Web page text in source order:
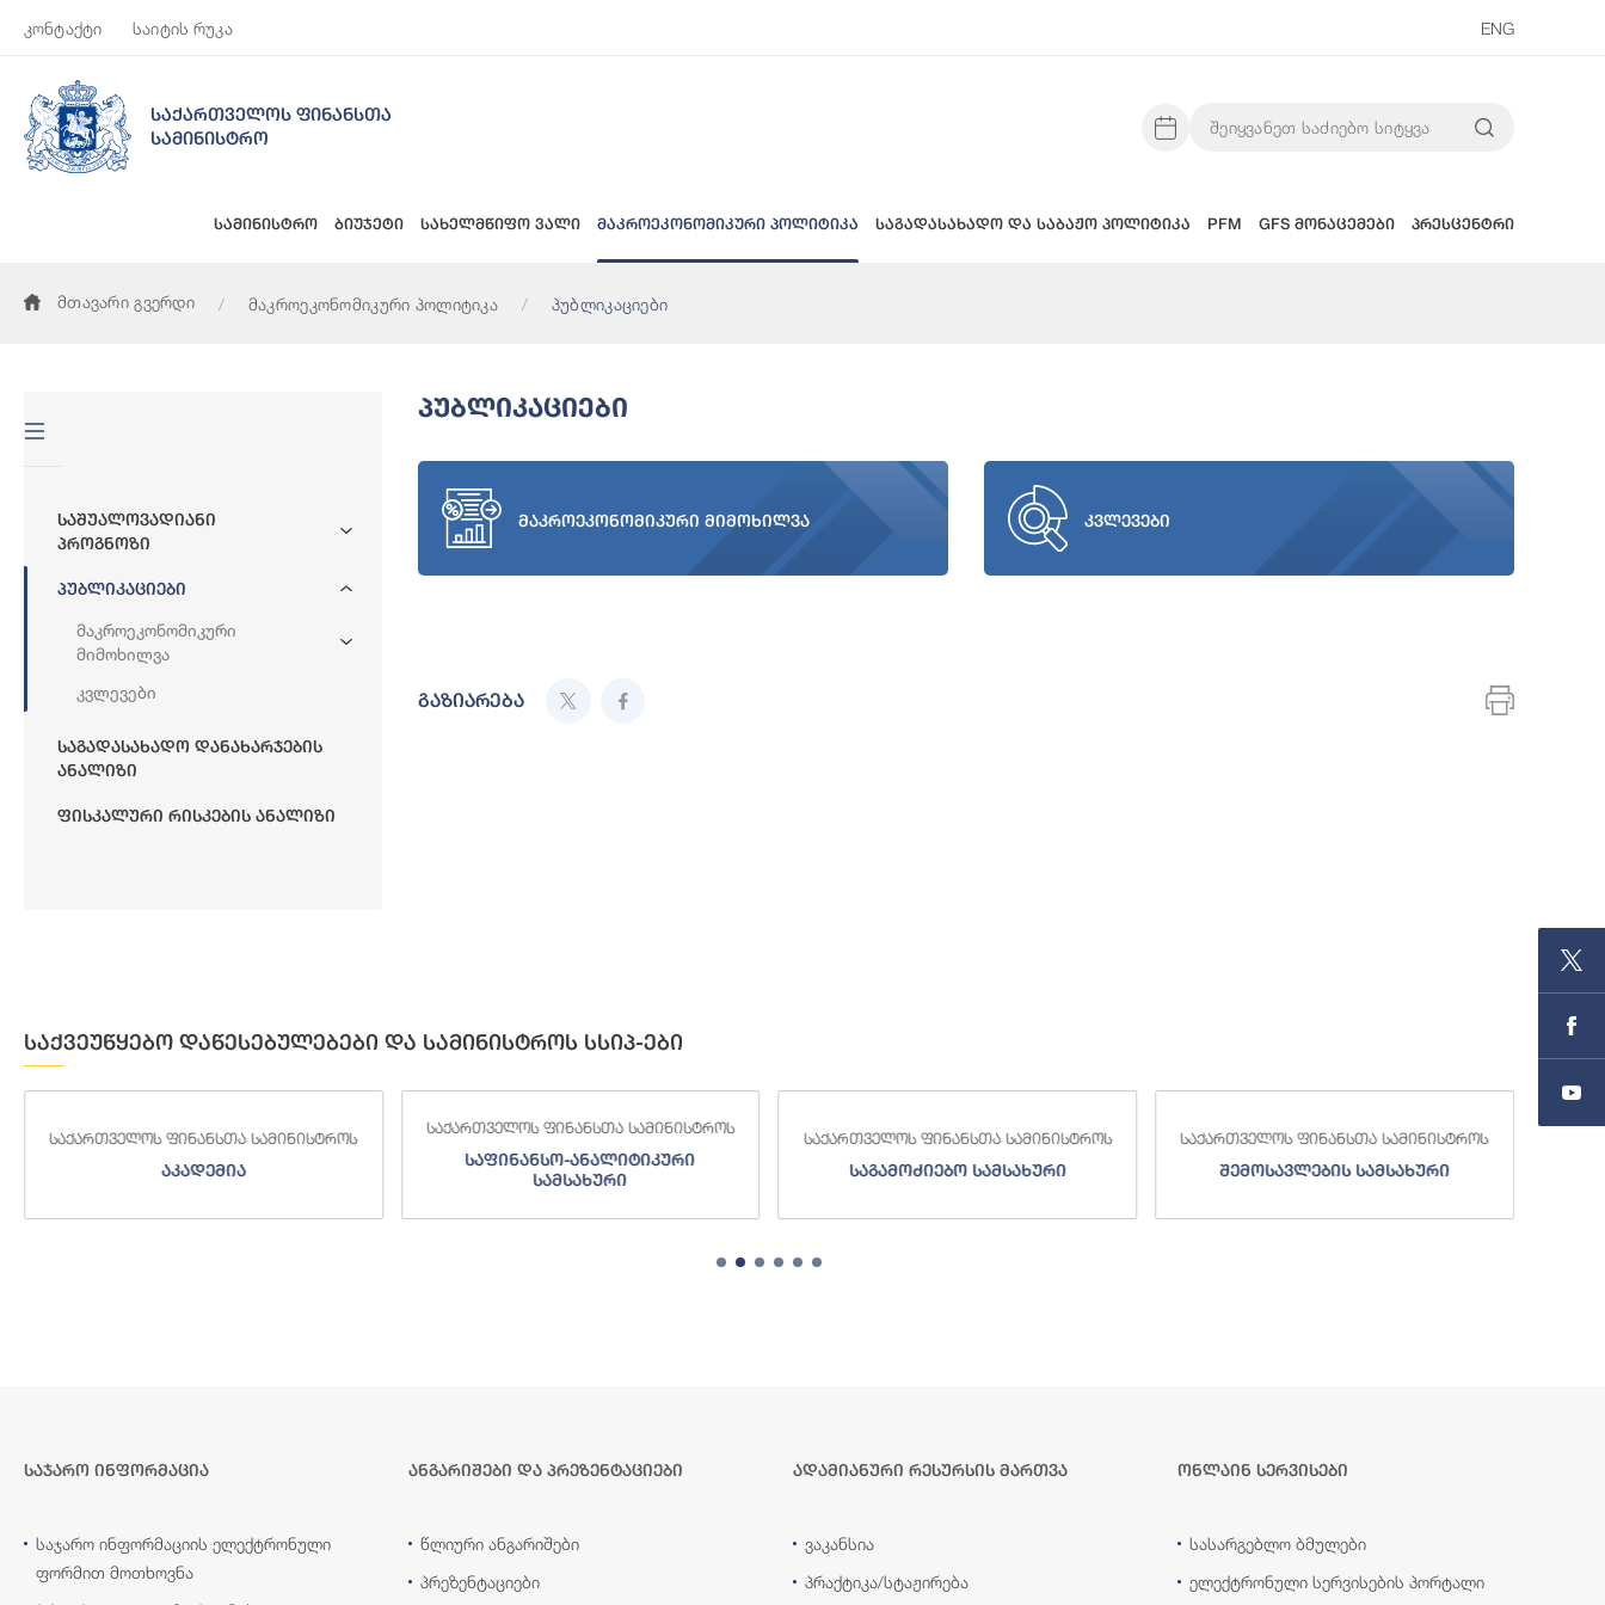
კონტაქტი საიტის რუკა ENG
საქართველოს ფინანსთა
სამინისტრო
სამინისტრო ბიუჯეტი სახელმწიფო ვალი მაკროეკონომიკური პოლიტიკა საგადასახადო და საბაჟო პოლიტიკა PFM GFS მონაცემები პრესცენტრი
მთავარი გვერდი მაკროეკონომიკური პოლიტიკა პუბლიკაციები
Საშუალოვადიანი
Პროგნოზი
Პუბლიკაციები
Მაკროეკონომიკური
Მიმოხილვა
Კვლევები
Საგადასახადო Დანახარჯების
Ანალიზი
Ფისკალური Რისკების Ანალიზი
Პუბლიკაციები
მაკროეკონომიკური მიმოხილვა კვლევები
გაზიარება
საქვეუწყებო დაწესებულებები და სამინისტროს სსიპ-ები
საქართველოს ფინანსთა სამინისტროს
აკადემია
საქართველოს ფინანსთა სამინისტროს
საფინანსო-ანალიტიკური
სამსახური
საქართველოს ფინანსთა სამინისტროს
საგამოძიებო სამსახური
საქართველოს ფინანსთა სამინისტროს
შემოსავლების სამსახური
საჯარო ინფორმაცია
საჯარო ინფორმაციის ელექტრონული
ფორმით მოთხოვნა
ანგარიშები და პრეზენტაციები
წლიური ანგარიშები
პრეზენტაციები
ადამიანური რესურსის მართვა
ვაკანსია
პრაქტიკა/სტაჟირება
ონლაინ სერვისები
სასარგებლო ბმულები
ელექტრონული სერვისების პორტალი